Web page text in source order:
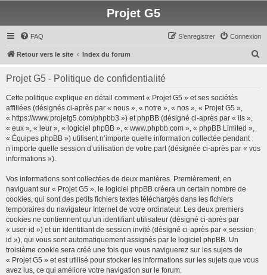
Projet G5
FAQ Connexion
S’enregistrer
Retour vers le site Index du forum
Projet G5 - Politique de confidentialité
Cette politique explique en détail comment « Projet G5 » et ses sociétés
affiliées (désignés ci-après par « nous », « notre », « nos », « Projet G5 »,
« https://www.projetg5.com/phpbb3 ») et phpBB (désigné ci-après par « ils »,
« eux », « leur », « logiciel phpBB », « www.phpbb.com », « phpBB Limited »,
« Équipes phpBB ») utilisent n’importe quelle information collectée pendant
n’importe quelle session d’utilisation de votre part (désignée ci-après par « vos
informations »).
Vos informations sont collectées de deux manières. Premièrement, en
naviguant sur « Projet G5 », le logiciel phpBB créera un certain nombre de
cookies, qui sont des petits fichiers textes téléchargés dans les fichiers
temporaires du navigateur Internet de votre ordinateur. Les deux premiers
cookies ne contiennent qu’un identifiant utilisateur (désigné ci-après par
« user-id ») et un identifiant de session invité (désigné ci-après par « session-
id »), qui vous sont automatiquement assignés par le logiciel phpBB. Un
troisième cookie sera créé une fois que vous naviguerez sur les sujets de
« Projet G5 » et est utilisé pour stocker les informations sur les sujets que vous
avez lus, ce qui améliore votre navigation sur le forum.